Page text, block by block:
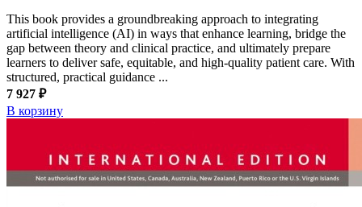
This book provides a groundbreaking approach to integrating
artificial intelligence (AI) in ways that enhance learning, bridge the
gap between theory and clinical practice, and ultimately prepare
learners to deliver safe, equitable, and high-quality patient care. With
structured, practical guidance ...
7 927 ₽
В корзину